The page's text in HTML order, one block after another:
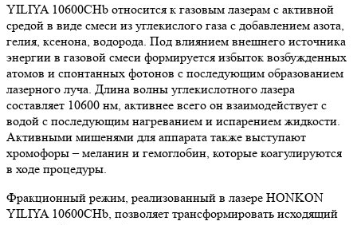
YILIYA 10600CHb относится к газовым лазерам с активной
средой в виде смеси из углекислого газа с добавлением азота,
гелия, ксенона, водорода. Под влиянием внешнего источника
энергии в газовой смеси формируется избыток возбужденных
атомов и спонтанных фотонов с последующим образованием
лазерного луча. Длина волны углекислотного лазера
составляет 10600 нм, активнее всего он взаимодействует с
водой с последующим нагреванием и испарением жидкости.
Активными мишенями для аппарата также выступают
хромофоры – меланин и гемоглобин, которые коагулируются
в ходе процедуры.
Фракционный режим, реализованный в лазере HONKON
YILIYA 10600CHb, позволяет трансформировать исходящий